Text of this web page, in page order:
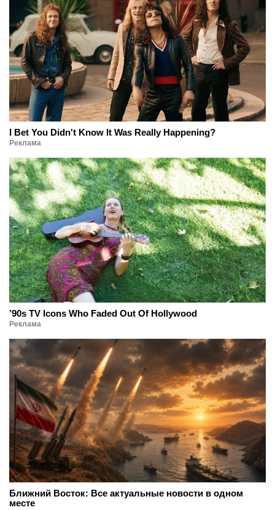
I Bet You Didn't Know It Was Really Happening?
Реклама
’90s TV Icons Who Faded Out Of Hollywood
Реклама
Ближний Восток: Все актуальные новости в одном
месте